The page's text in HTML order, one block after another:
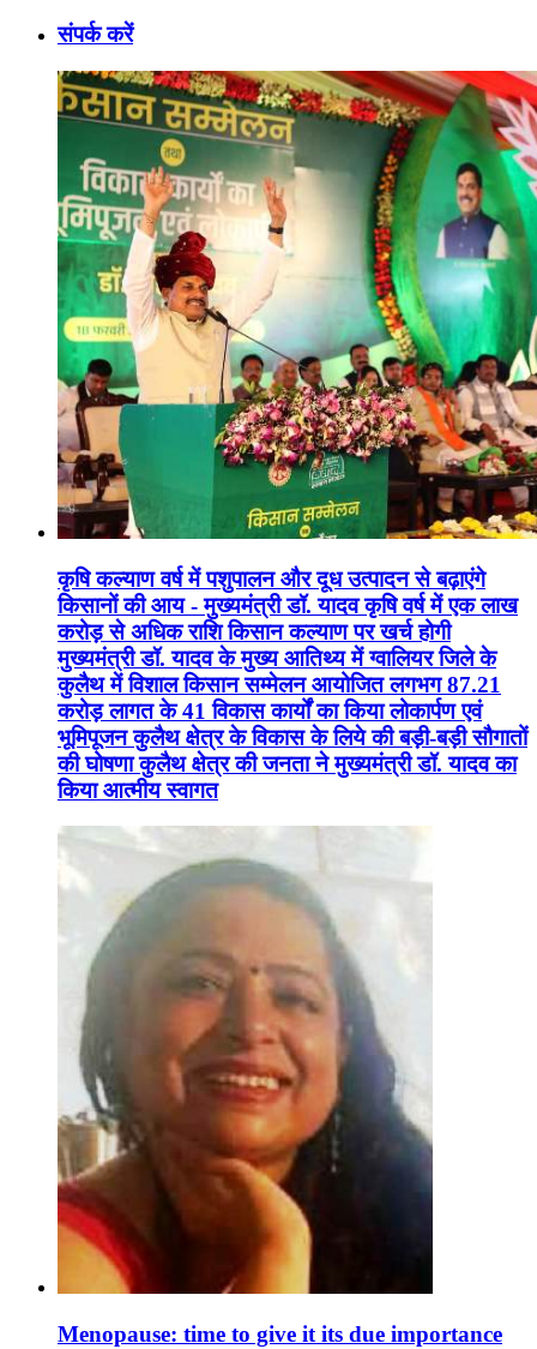
संपर्क करें
कृषि कल्याण वर्ष में पशुपालन और दूध उत्पादन से बढ़ाएंगे
किसानों की आय - मुख्यमंत्री डॉ. यादव कृषि वर्ष में एक लाख
करोड़ से अधिक राशि किसान कल्याण पर खर्च होगी
मुख्यमंत्री डॉ. यादव के मुख्य आतिथ्य में ग्वालियर जिले के
कुलैथ में विशाल किसान सम्मेलन आयोजित लगभग 87.21
करोड़ लागत के 41 विकास कार्यों का किया लोकार्पण एवं
भूमिपूजन कुलैथ क्षेत्र के विकास के लिये की बड़ी-बड़ी सौगातों
की घोषणा कुलैथ क्षेत्र की जनता ने मुख्यमंत्री डॉ. यादव का
किया आत्मीय स्वागत
Menopause: time to give it its due importance